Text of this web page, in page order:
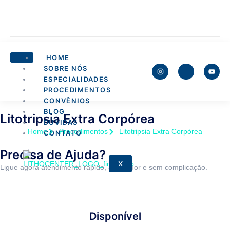
HOME
SOBRE NÓS
ESPECIALIDADES
PROCEDIMENTOS
CONVÊNIOS
BLOG
DÚVIDAS
CONTATO
X
Litotripsia Extra Corpórea
Home Procedimentos Litotripsia Extra Corpórea
Precisa de Ajuda?
Ligue agora atendimento rápido, acolhedor e sem complicação.
Disponível